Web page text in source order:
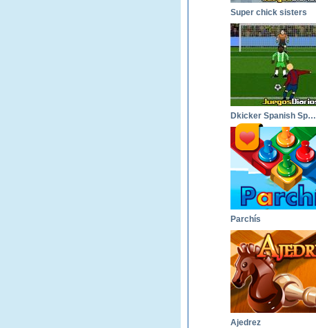
Super chick sisters
Dkicker Spanish Special
Parchís
Ajedrez